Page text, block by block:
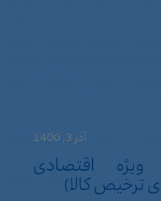
آذر 3, 1400
اقتصادی
ترخیص کالا)